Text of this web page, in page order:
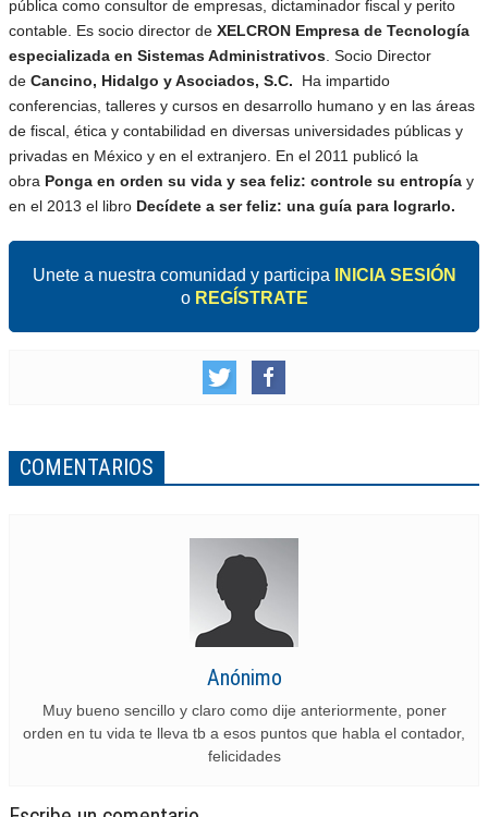
pública como consultor de empresas, dictaminador fiscal y perito
contable. Es socio director de XELCRON Empresa de Tecnología
especializada en Sistemas Administrativos . Socio Director
de Cancino, Hidalgo y Asociados, S.C. Ha impartido
conferencias, talleres y cursos en desarrollo humano y en las áreas
de fiscal, ética y contabilidad en diversas universidades públicas y
privadas en México y en el extranjero. En el 2011 publicó la
obra Ponga en orden su vida y sea feliz: controle su entropía y
en el 2013 el libro Decídete a ser feliz: una guía para lograrlo.
Unete a nuestra comunidad y participa
INICIA SESIÓN
o REGÍSTRATE
COMENTARIOS
Anónimo
Muy bueno sencillo y claro como dije anteriormente, poner
orden en tu vida te lleva tb a esos puntos que habla el contador,
felicidades